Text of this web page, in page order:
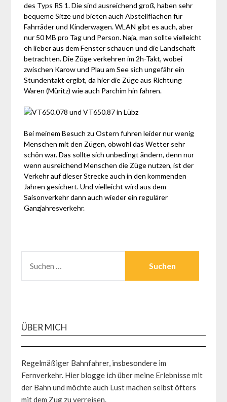
des Typs RS 1. Die sind ausreichend groß, haben sehr
bequeme Sitze und bieten auch Abstellflächen für
Fahrräder und Kinderwagen. WLAN gibt es auch, aber
nur 50 MB pro Tag und Person. Naja, man sollte vielleicht
eh lieber aus dem Fenster schauen und die Landschaft
betrachten. Die Züge verkehren im 2h-Takt, wobei
zwischen Karow und Plau am See sich ungefähr ein
Stundentakt ergibt, da hier die Züge aus Richtung
Waren (Müritz) wie auch Parchim hin fahren.
Bei meinem Besuch zu Ostern fuhren leider nur wenig
Menschen mit den Zügen, obwohl das Wetter sehr
schön war. Das sollte sich unbedingt ändern, denn nur
wenn ausreichend Menschen die Züge nutzen, ist der
Verkehr auf dieser Strecke auch in den kommenden
Jahren gesichert. Und vielleicht wird aus dem
Saisonverkehr dann auch wieder ein regulärer
Ganzjahresverkehr.
NACH:
ÜBER MICH
Regelmäßiger Bahnfahrer, insbesondere im
Fernverkehr. Hier blogge ich über meine Erlebnisse mit
der Bahn und möchte auch Lust machen selbst öfters
mit dem Zug zu verreisen.